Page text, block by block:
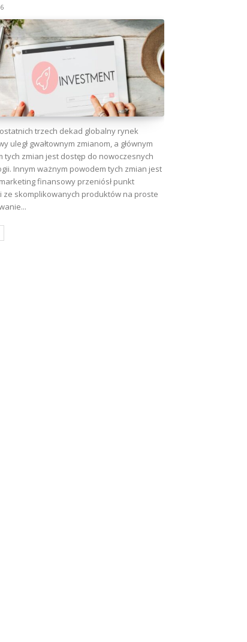
trzech dekad globalny rynek
uległ gwałtownym zmianom, a głównym
tych zmian jest dostęp do nowoczesnych
Innym ważnym powodem tych zmian jest
finansowy przeniósł punkt
ze skomplikowanych produktów na proste